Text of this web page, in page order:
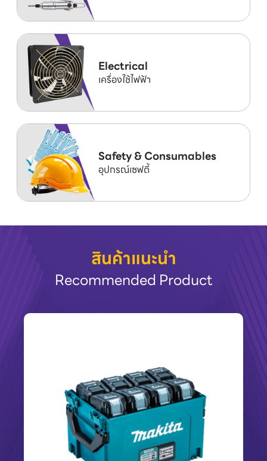
Electrical
เครื่องใช้ไฟฟ้า
Safety & Consumables
อุปกรณ์เซฟตี้
สินค้าแนะนำ
Recommended Product